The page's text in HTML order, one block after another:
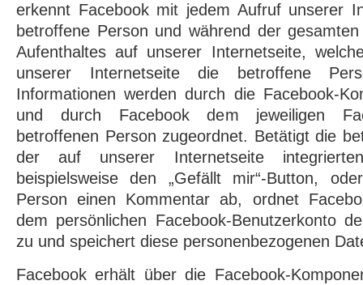
erkennt Facebook mit jedem Aufruf unserer
betroffene Person und während der
Aufenthaltes auf unserer Internetseite,
unserer Internetseite die betroffene
Informationen werden durch die Facebook-
und durch Facebook dem jeweiligen
betroffenen Person zugeordnet. Betätigt die
der auf unserer Internetseite integrierten
beispielsweise den „Gefällt mir“-Button,
Person einen Kommentar ab, ordnet
dem persönlichen Facebook-Benutzerkonto
zu und speichert diese personenbezogenen
Facebook erhält über die Facebook-